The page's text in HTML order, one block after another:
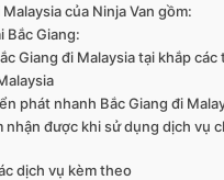
của Ninja Van gồm:
Bắc Giang:
Giang đi Malaysia tại khắp
phát nhanh Bắc Giang đi
được khi sử dụng dịch vụ
dịch vụ kèm theo